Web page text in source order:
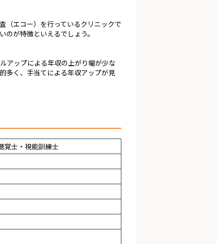
（エコー）を行っているクリニックで
が特徴といえるでしょう。
アップによる年収の上がり幅が少な
多く、手当てによる年収アップが見
覚士・視能訓練士